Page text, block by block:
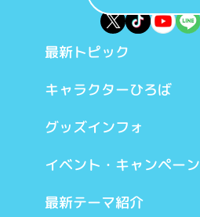
最新トピック
キャラクターひろば
グッズインフォ
イベント・キャンペーン
最新テーマ紹介